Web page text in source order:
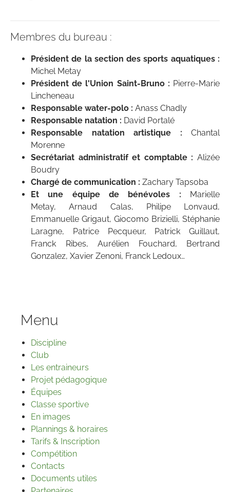
Membres du bureau :
Président de la section des sports aquatiques :
Michel Metay
Président de l'Union Saint-Bruno : Pierre-Marie
Lincheneau
Responsable water-polo : Anass Chadly
Responsable natation : David Portalé
Responsable natation artistique : Chantal
Morenne
Secrétariat administratif et comptable : Alizée
Boudry
Chargé de communication : Zachary Tapsoba
Et une équipe de bénévoles : Marielle
Metay,
Arnaud Calas, Philipe Lonvaud,
Emmanuelle Grigaut, Giocomo Brizielli, Stéphanie
Laragne, Patrice Pecqueur, Patrick Guillaut,
Franck Ribes, Aurélien Fouchard, Bertrand
Gonzalez, Xavier Zenoni, Franck Ledoux…
Menu
Discipline
Club
Les entraineurs
Projet pédagogique
Équipes
Classe sportive
En images
Plannings & horaires
Tarifs & Inscription
Compétition
Contacts
Documents utiles